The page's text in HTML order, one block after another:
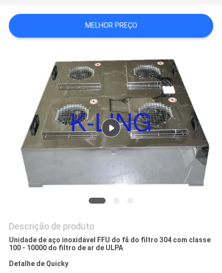
DO
SITE
POLÍTICA
PRIVACIDADE
MELHOR PREÇO
Descrição de produto
Unidade de aço inoxidável FFU do fã do filtro 304 com classe
100 - 10000 do filtro de ar de ULPA
Detalhe de Quicky